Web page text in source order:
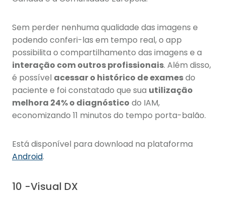
Sem perder nenhuma qualidade das imagens e
podendo conferi-las em tempo real, o app
possibilita o compartilhamento das imagens e a
interação com outros profissionais. Além disso,
é possível acessar o histórico de examesdo
paciente e foi constatado que sua utilização
melhora 24% o diagnóstico do IAM,
economizando 11 minutos do tempo porta-balão.
Está disponível para download na plataforma
Android.
10 -Visual DX